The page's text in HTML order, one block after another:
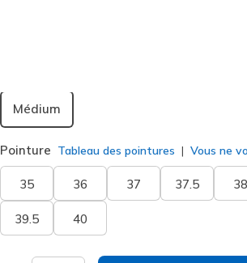
Médium
Pointure Tableau des pointures Vous ne
35 36 37 37.5 38
39.5 40